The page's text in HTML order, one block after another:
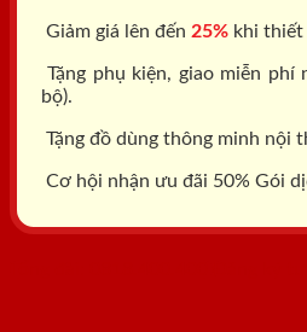
Giảm giá lên đến 25% khi thiết
Tặng phụ kiện, giao miễn
bộ).
Tặng đồ dùng thông minh nội
Cơ hội nhận ưu đãi 50% Gói